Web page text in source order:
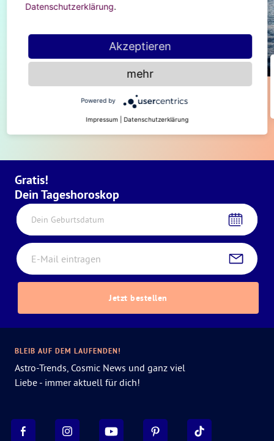
Das verändert alles! Merkur ist
rückläufig ab 9. September
Gratis!
Dein Tageshoroskop
Dein Geburtsdatum
Jetzt bestellen
BLEIB AUF DEM LAUFENDEN!
Astro-Trends, Cosmic News und ganz viel
Liebe - immer aktuell für dich!
Datenschutzerklärung.
Akzeptieren
mehr
Powered by
Impressum Datenschutzerklärung